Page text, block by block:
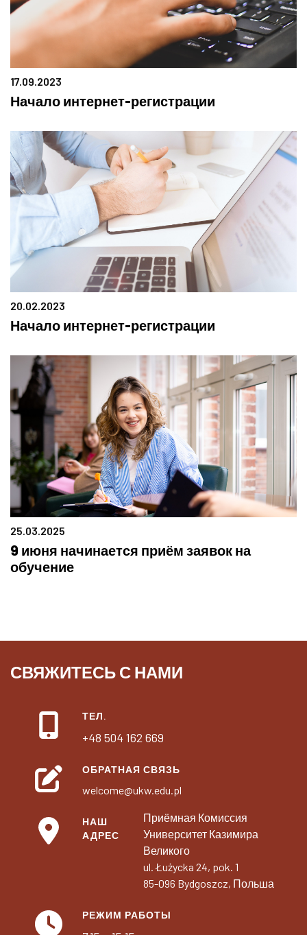
17.09.2023
Начало интернет-регистрации
20.02.2023
Начало интернет-регистрации
25.03.2025
9 июня начинается приём заявок на
обучение
СВЯЖИТЕСЬ С НАМИ
ТЕЛ.
+48 504 162 669
ОБРАТНАЯ СВЯЗЬ
welcome@ukw.edu.pl
НАШ
АДРЕС
Приёмная Комиссия
Университет Казимира
Великого
ul. Łużycka 24, pok. 1
85-096 Bydgoszcz, Польша
РЕЖИМ РАБОТЫ